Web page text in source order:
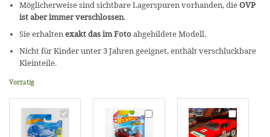
Möglicherweise sind sichtbare Lagerspuren vorhanden, dieOVP
ist aber immer verschlossen.
Sie erhalten exakt das im Fotoabgebildete Modell.
Nicht für Kinder unter 3 Jahren geeignet, enthält verschluckbare
Kleinteile.
Vorrätig
Hot
Wheels
Hot
Wheels
Hot
Wheels